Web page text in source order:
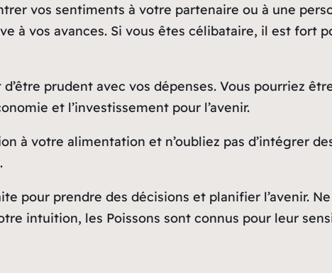
vos sentiments à votre partenaire ou à une
à vos avances. Si vous êtes célibataire, il est fort
d’être prudent avec vos dépenses. Vous pourriez
et l’investissement pour l’avenir.
à votre alimentation et n’oubliez pas d’intégrer
pour prendre des décisions et planifier l’avenir.
intuition, les Poissons sont connus pour leur